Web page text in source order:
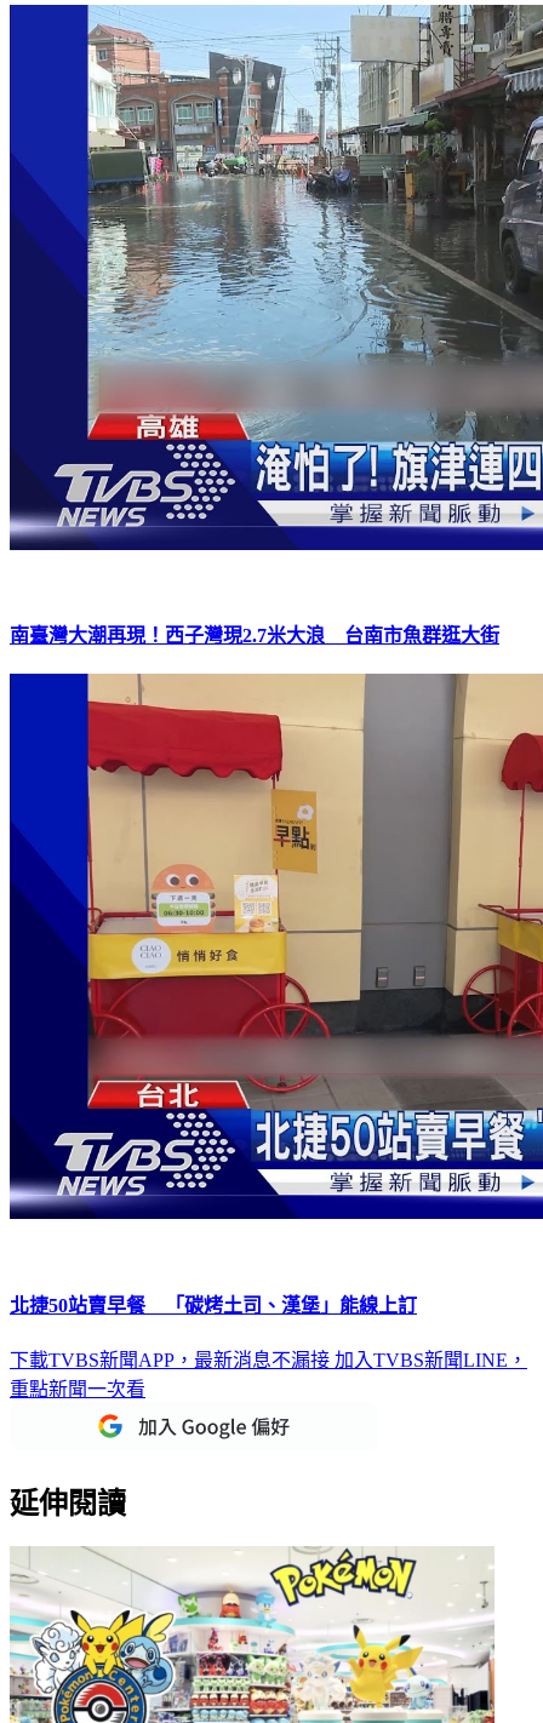
南臺灣大潮再現！西子灣現2.7米大浪 台南市魚群逛大街
北捷50站賣早餐 「碳烤土司、漢堡」能線上訂
下載TVBS新聞APP，最新消息不漏接 加入TVBS新聞LINE，
重點新聞一次看
延伸閱讀